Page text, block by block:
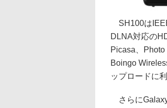
SH100は
DLNA対応の
Picasa、
Boingo
ップロードに
さらに